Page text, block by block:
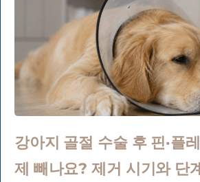
강아지 골절 수술 후 핀·플
제 빼나요? 제거 시기와 단